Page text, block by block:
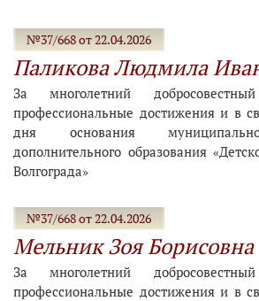
№37/668 от 22.04.2026
Паликова Людмила
За многолетний
профессиональные достижения и в
дня основания
дополнительного образования
Волгограда»
№37/668 от 22.04.2026
Мельник Зоя Борисовна
За многолетний
профессиональные достижения и в